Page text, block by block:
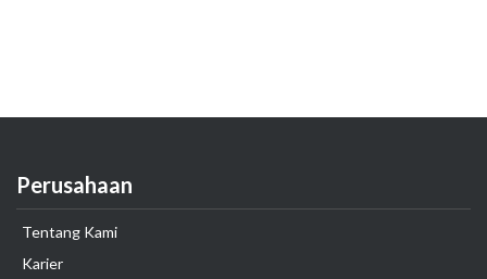
Perusahaan
Tentang Kami
Karier